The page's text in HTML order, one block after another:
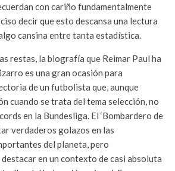
con cariño fundamentalmente
decir que esto descansa una lectura
cansina entre tanta estadística.
restas, la biografía que Reimar Paul ha
es una gran ocasión para
de un futbolista que, aunque
cuando se trata del tema selección, no
en la Bundesliga. El ‘Bombardero de
verdaderos golazos en las
del planeta, pero
en un contexto de casi absoluta